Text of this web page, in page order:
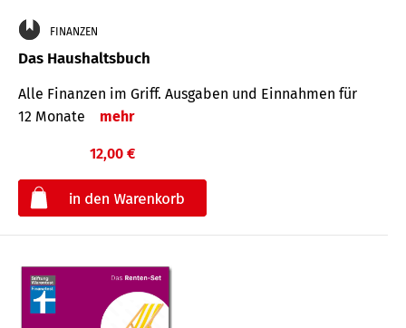
FINANZEN
Das Haushaltsbuch
Alle Finanzen im Griff. Aus­gaben und Ein­nahmen für
12 Monate
mehr
12,00 €